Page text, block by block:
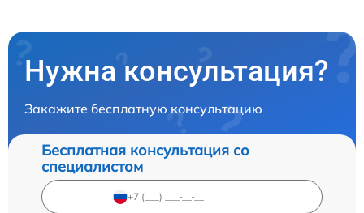
Нужна консультация?
Закажите бесплатную консультацию
Бесплатная консультация со
специалистом